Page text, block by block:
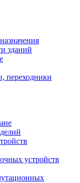
зданий
переходники
устройств